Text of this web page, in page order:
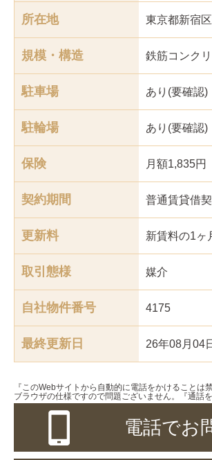
所在地 東京都新宿
規模・構造 鉄筋コンク
駐車場 あり(要確認)
駐輪場 あり(要確認)
保険 月額1,835円
契約期間 普通賃貸借
更新料 新賃料の1ヶ
取引態様 媒介
自社物件番号 4175
最終更新日 26年08月04
『このWebサイトから自動的に電話をかけること
ブラウザの仕様ですので問題ございません。『通話
電話でお